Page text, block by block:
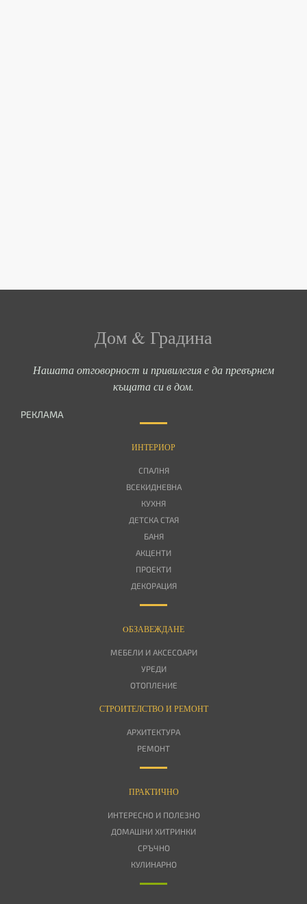
Дом & Градина
Нашата отговорност и привилегия е да превърнем
къщата си в дом.
РЕКЛАМА
ИНТЕРИОР
СПАЛНЯ
ВСЕКИДНЕВНА
КУХНЯ
ДЕТСКА СТАЯ
БАНЯ
АКЦЕНТИ
ПРОЕКТИ
ДЕКОРАЦИЯ
OБЗАВЕЖДАНЕ
МЕБЕЛИ И АКСЕСОАРИ
УРЕДИ
ОТОПЛЕНИЕ
СТРОИТЕЛСТВО И РЕМОНТ
АРХИТЕКТУРА
РЕМОНТ
ПРАКТИЧНО
ИНТЕРЕСНО И ПОЛЕЗНО
ДОМАШНИ ХИТРИНКИ
СРЪЧНО
КУЛИНАРНО